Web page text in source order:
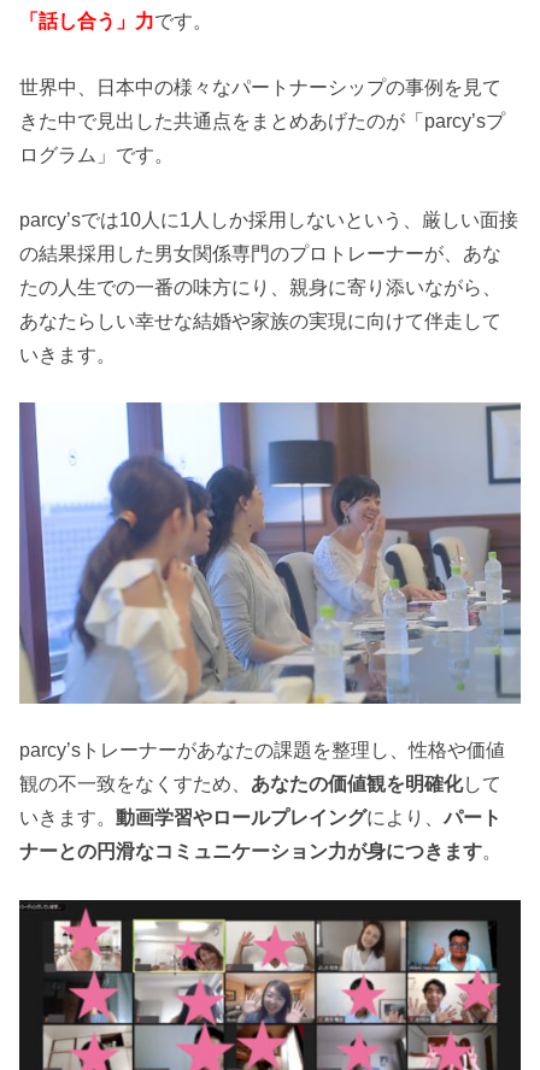
「話し合う」力です。
世界中、日本中の様々なパートナーシップの事例を見て
きた中で見出した共通点をまとめあげたのが「parcy’sプ
ログラム」です。
parcy’sでは10人に1人しか採用しないという、厳しい面接
の結果採用 した男女関係専門のプロトレーナーが、あな
たの人生での一番の味方にり、親身に寄り添いながら、
あなたらしい幸せな結婚や家族の実現に向けて伴走して
いきます。
parcy’sトレーナーがあなたの課題を整理し、性格や価値
観の不一致をなくすため、 あなたの価値観を明確化して
いきます。動画学習やロールプレイングにより、パート
ナーとの円滑なコミュニケーション力が身につきます。